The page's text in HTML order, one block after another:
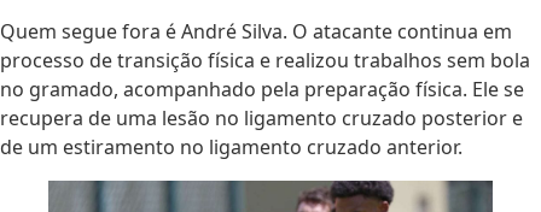
Quem segue fora é André Silva. O atacante continua em
processo de transição física e realizou trabalhos sem bola
no gramado, acompanhado pela preparação física. Ele se
recupera de uma lesão no ligamento cruzado posterior e
de um estiramento no ligamento cruzado anterior.